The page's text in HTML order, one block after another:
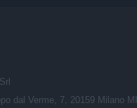
dal Verme, 7, 20159 Milano MI